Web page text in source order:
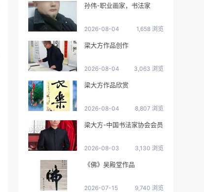
孙伟-职业画家，书法家
2026-08-04 1,658 浏览
梁大方作品创作
2026-08-04 3,063 浏览
梁大方作品欣赏
2026-08-04 8,807 浏览
梁大方-中国书法家协会会员
2026-08-03 3,130 浏览
《佛》吴殿堂作品
2026-07-15 9,740 浏览